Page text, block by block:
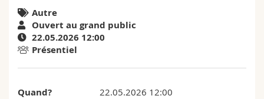
Université
Formation continue
Sciences économiques et sociales et management
Lettres et sciences humaines
Etudiants
Médias
Annuaire du personnel
Plan d'accès
Autre
Ouvert au grand public
22.05.2026 12:00
Présentiel
Quand? 22.05.2026 12:00